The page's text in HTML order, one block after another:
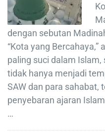
dengan sebutan
“Kota yang Bercahaya,”
paling suci dalam
tidak hanya menjadi
SAW dan para sahabat,
penyebaran ajaran
…